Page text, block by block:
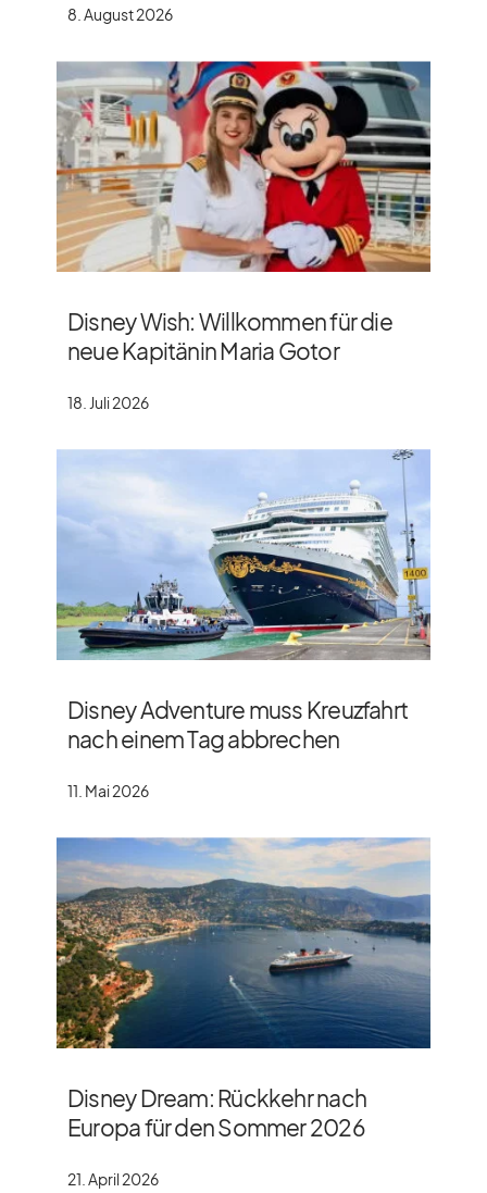
8. August 2026
Disney Wish: Willkommen für die
neue Kapitänin Maria Gotor
18. Juli 2026
Disney Adventure muss Kreuzfahrt
nach einem Tag abbrechen
11. Mai 2026
Disney Dream: Rückkehr nach
Europa für den Sommer 2026
21. April 2026